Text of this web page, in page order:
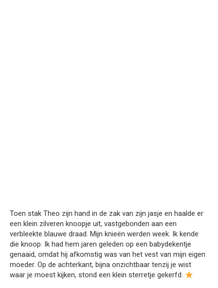
Toen stak Theo zijn hand in de zak van zijn jasje en haalde er
een klein zilveren knoopje uit, vastgebonden aan een
verbleekte blauwe draad. Mijn knieën werden week. Ik kende
die knoop. Ik had hem jaren geleden op een babydekentje
genaaid, omdat hij afkomstig was van het vest van mijn eigen
moeder. Op de achterkant, bijna onzichtbaar tenzij je wist
waar je moest kijken, stond een klein sterretje gekerfd.